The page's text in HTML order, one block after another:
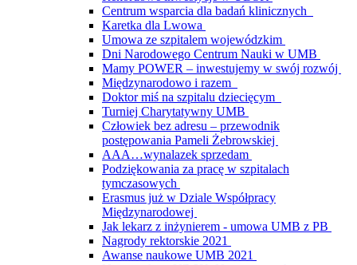
Centrum wsparcia dla badań klinicznych
Karetka dla Lwowa
Umowa ze szpitalem wojewódzkim
Dni Narodowego Centrum Nauki w UMB
Mamy POWER – inwestujemy w swój rozwój
Międzynarodowo i razem
Doktor miś na szpitalu dziecięcym
Turniej Charytatywny UMB
Człowiek bez adresu – przewodnik
postępowania Pameli Żebrowskiej
AAA…wynalazek sprzedam
Podziękowania za pracę w szpitalach
tymczasowych
Erasmus już w Dziale Współpracy
Międzynarodowej
Jak lekarz z inżynierem - umowa UMB z PB
Nagrody rektorskie 2021
Awanse naukowe UMB 2021